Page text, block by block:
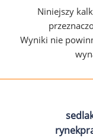
Niniejszy
Wyniki nie